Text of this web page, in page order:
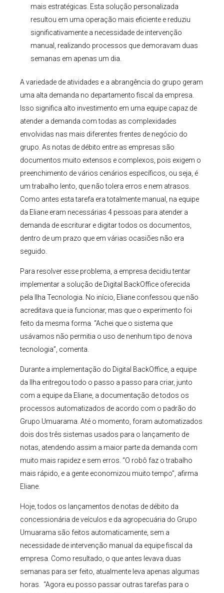
mais estratégicas. Esta solução personalizada
resultou em uma operação mais eficiente e reduziu
significativamente a necessidade de intervenção
manual, realizando processos que demoravam duas
semanas em apenas um dia.
A variedade de atividades e a abrangência do grupo geram
uma alta demanda no departamento fiscal da empresa.
Isso significa alto investimento em uma equipe capaz de
atender a demanda com todas as complexidades
envolvidas nas mais diferentes frentes de negócio do
grupo. As notas de débito entre as empresas são
documentos muito extensos e complexos, pois exigem o
preenchimento de vários cenários específicos, ou seja, é
um trabalho lento, que não tolera erros e nem atrasos.
Como antes esta tarefa era totalmente manual, na equipe
da Eliane eram necessárias 4 pessoas para atender a
demanda de escriturar e digitar todos os documentos,
dentro de um prazo que em várias ocasiões não era
seguido.
Para resolver esse problema, a empresa decidiu tentar
implementar a solução de Digital BackOffice oferecida
pela Ilha Tecnologia. No início, Eliane confessou que não
acreditava que ia funcionar, mas que o experimento foi
feito da mesma forma. “Achei que o sistema que
usávamos não permitia o uso de nenhum tipo de nova
tecnologia”, comenta.
Durante a implementação do Digital BackOffice, a equipe
da Ilha entregou todo o passo a passo para criar, junto
com a equipe da Eliane, a documentação de todos os
processos automatizados de acordo com o padrão do
Grupo Umuarama. Até o momento, foram automatizados
dois dos três sistemas usados para o lançamento de
notas, atendendo assim a maior parte da demanda com
muito mais rapidez e sem erros. “O robô faz o trabalho
mais rápido, e a gente economizou muito tempo”, afirma
Eliane.
Hoje, todos os lançamentos de notas de débito da
concessionária de veículos e da agropecuária do Grupo
Umuarama são feitos automaticamente, sem a
necessidade de intervenção manual da equipe fiscal da
empresa. Como resultado, o que antes levava duas
semanas para ser feito, atualmente leva apenas algumas
horas. “Agora eu posso passar outras tarefas para o